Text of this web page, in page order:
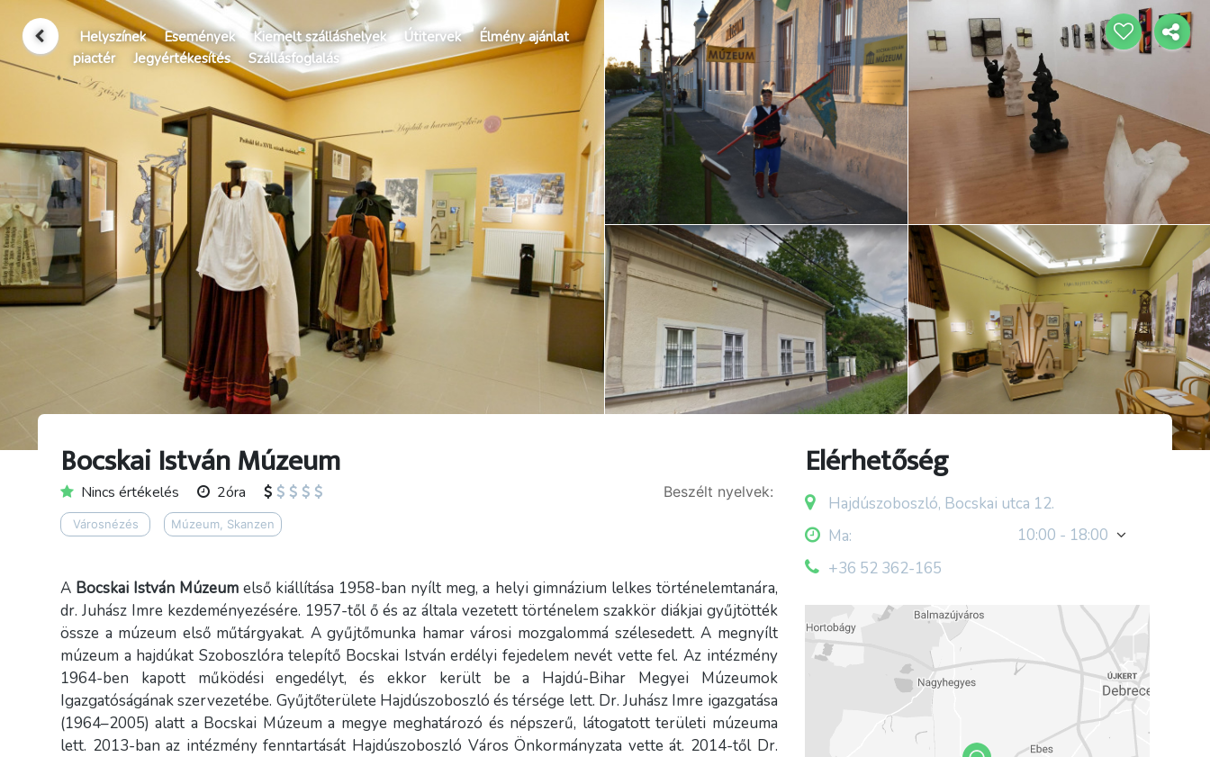
Helyszínek Események Kiemelt szálláshelyek Útitervek
Élmény ajánlat
piactér
Jegyértékesítés Szállásfoglalás
Bocskai István Múzeum
Nincs értékelés 2óra Beszélt nyelvek:
Városnézés Múzeum, Skanzen
A Bocskai István Múzeum első kiállítása 1958-ban nyílt meg, a helyi gimnázium lelkes történelemtanára,
dr. Juhász Imre kezdeményezésére. 1957-től ő és az általa vezetett történelem szakkör diákjai gyűjtötték
össze a múzeum első műtárgyakat. A gyűjtőmunka hamar városi mozgalommá szélesedett. A megnyílt
múzeum a hajdúkat Szoboszlóra telepítő Bocskai István erdélyi fejedelem nevét vette fel. Az intézmény
1964-ben kapott működési engedélyt, és ekkor került be a Hajdú-Bihar Megyei Múzeumok
Igazgatóságának szervezetébe. Gyűjtőterülete Hajdúszoboszló és térsége lett. Dr. Juhász Imre igazgatása
(1964–2005) alatt a Bocskai Múzeum a megye meghatározó és népszerű, látogatott területi múzeuma
lett. 2013-ban az intézmény fenntartását Hajdúszoboszló Város Önkormányzata vette át. 2014-től Dr.
Elérhetőség
Hajdúszoboszló, Bocskai utca 12.
Ma:
10:00 - 18:00
+36 52 362-165